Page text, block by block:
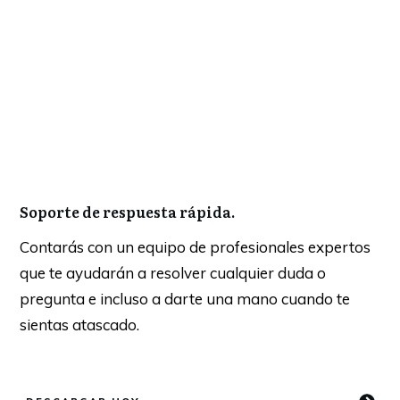
Soporte de respuesta rápida.
Contarás con un equipo de profesionales expertos
que te ayudarán a resolver cualquier duda o
pregunta e incluso a darte una mano cuando te
sientas atascado.